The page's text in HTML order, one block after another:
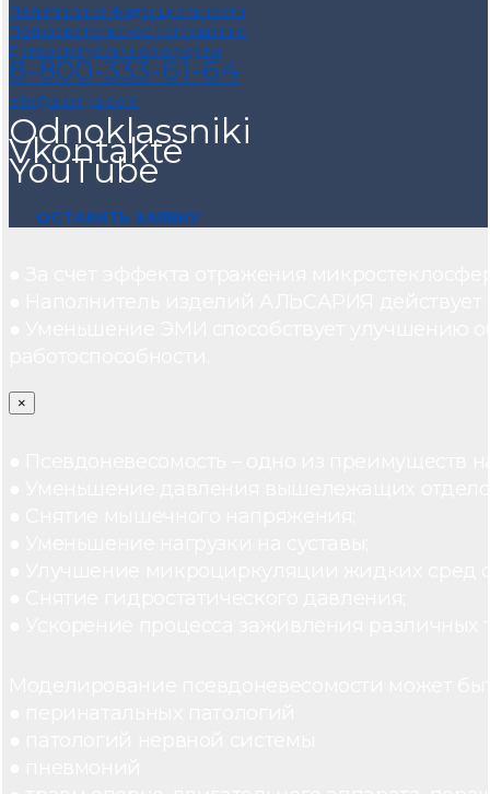
Политика конфиденциальности
Пользовательское соглашение
Договор публичной оферты
8-800-333-61-64
info@alsariya.com
Odnoklassniki
Vkontakte
YouTube
ОСТАВИТЬ ЗАЯВКУ
×